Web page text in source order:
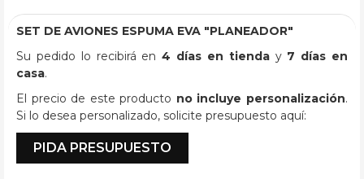
SET DE AVIONES ESPUMA EVA "PLANEADOR"
Su pedido lo recibirá en4 días en tienday 7 días en
casa.
El precio de este producto no incluye personalización.
Si lo desea personalizado, solicite presupuesto aquí:
PIDA PRESUPUESTO